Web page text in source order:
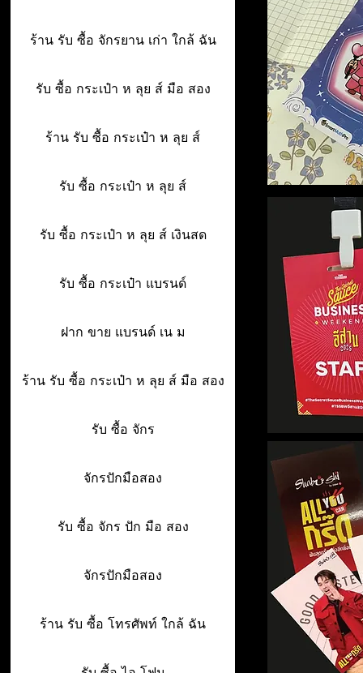
ร้าน รับ ซื้อ จักรยาน เก่า ใกล้ ฉัน
รับ ซื้อ กระเป๋า ห ลุย ส์ มือ สอง
ร้าน รับ ซื้อ กระเป๋า ห ลุย ส์
รับ ซื้อ กระเป๋า ห ลุย ส์
รับ ซื้อ กระเป๋า ห ลุย ส์ เงินสด
รับ ซื้อ กระเป๋า แบรนด์
ฝาก ขาย แบรนด์ เน ม
ร้าน รับ ซื้อ กระเป๋า ห ลุย ส์ มือ สอง
รับ ซื้อ จักร
จักรปักมือสอง
รับ ซื้อ จักร ปัก มือ สอง
จักรปักมือสอง
ร้าน รับ ซื้อ โทรศัพท์ ใกล้ ฉัน